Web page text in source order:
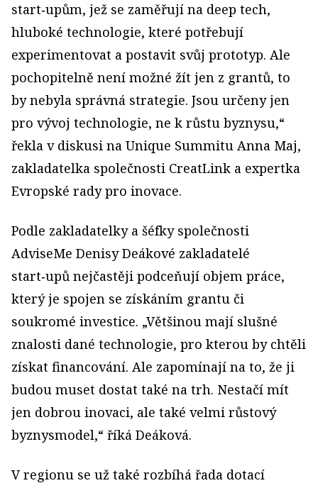
start‑upům, jež se zaměřují na deep tech,
hluboké technologie, které potřebují
experimentovat a postavit svůj prototyp. Ale
pochopitelně není možné žít jen z grantů, to
by nebyla správná strategie. Jsou určeny jen
pro vývoj technologie, ne k růstu byznysu,“
řekla v diskusi na Unique Summitu Anna Maj,
zakladatelka společnosti CreatLink a expertka
Evropské rady pro inovace.
Podle zakladatelky a šéfky společnosti
AdviseMe Denisy Deákové zakladatelé
start‑upů nejčastěji podceňují objem práce,
který je spojen se získáním grantu či
soukromé investice. „Většinou mají slušné
znalosti dané technologie, pro kterou by chtěli
získat financování. Ale zapomínají na to, že ji
budou muset dostat také na trh. Nestačí mít
jen dobrou inovaci, ale také velmi růstový
byznysmodel,“ říká Deáková.
V regionu se už také rozbíhá řada dotací